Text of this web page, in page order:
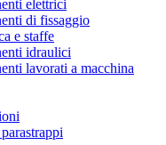
elettrici
di fissaggio
e staffe
idraulici
lavorati a macchina